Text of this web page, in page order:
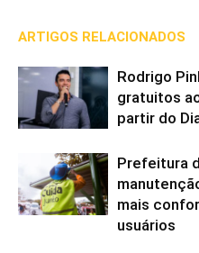
ARTIGOS RELACIONADOS
Rodrigo
gratuitos
partir do
Prefeitura
mais
usuários